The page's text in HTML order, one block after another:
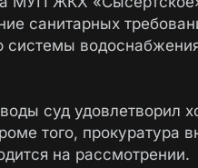
санитарных
суд удовлетворил
того,
на рассмотрении.